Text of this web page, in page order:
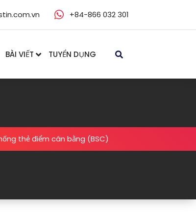
+84-866 032 301
BÀI VIẾT TUYỂN DỤNG
thẻ điểm cân bằng (BSC)